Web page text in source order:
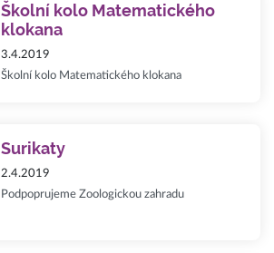
Školní kolo Matematického
klokana
3.4.2019
Školní kolo Matematického klokana
Surikaty
2.4.2019
Podpoprujeme Zoologickou zahradu